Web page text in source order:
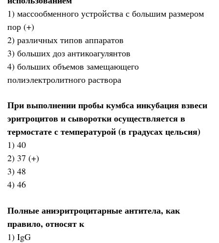
1) массообменного устройства с большим размером
пор (+)
2) различных типов аппаратов
3) больших доз антикоагулянтов
4) больших объемов замещающего
полиэлектролитного раствора
При выполнении пробы кумбса инкубация взвеси
эритроцитов и сыворотки осуществляется в
термостате с температурой (в градусах цельсия)
1) 40
2) 37 (+)
3) 48
4) 46
Полные аниэритроцитарные антитела, как
правило, относят к
1) IgG